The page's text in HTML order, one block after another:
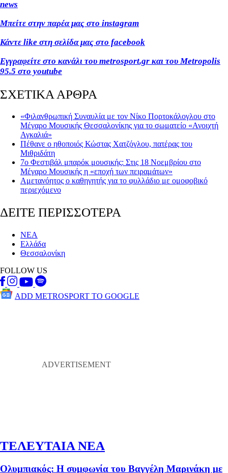
news
Μπείτε στην παρέα μας στο instagram
Κάντε like στη σελίδα μας στο facebook
Εγγραφείτε στο κανάλι του metrosport.gr και του Metropolis
95.5 στο youtube
ΣΧΕΤΙΚΑ ΑΡΘΡΑ
«Φιλανθρωπική Συναυλία με τον Νίκο Πορτοκάλογλου στο
Μέγαρο Μουσικής Θεσσαλονίκης για το σωματείο «Ανοιχτή
Αγκαλιά»
Πέθανε ο ηθοποιός Κώστας Χατζόγλου, πατέρας του
Μιθριδάτη
7ο Φεστιβάλ μπαρόκ μουσικής: Στις 18 Νοεμβρίου στο
Μέγαρο Μουσικής η «εποχή των πειραμάτων»
Αμετανόητος ο καθηγητής για το φυλλάδιο με ομοφοβικό
περιεχόμενο
ΔΕΙΤΕ ΠΕΡΙΣΣΟΤΕΡΑ
ΝΕΑ
Ελλάδα
Θεσσαλονίκη
FOLLOW US
ADD METROSPORT TO GOOGLE
ΤΕΛΕΥΤΑΙΑ ΝΕΑ
Ολυμπιακός: Η συμφωνία του Βαγγέλη Μαρινάκη με